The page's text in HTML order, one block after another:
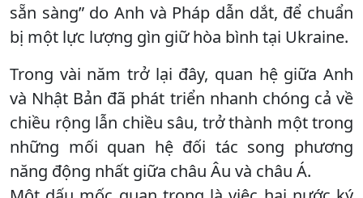
sẵn sàng” do Anh và Pháp dẫn dắt, để chuẩn
bị một lực lượng gìn giữ hòa bình tại Ukraine.
Trong vài năm trở lại đây, quan hệ giữa Anh
và Nhật Bản đã phát triển nhanh chóng cả về
chiều rộng lẫn chiều sâu, trở thành một trong
những mối quan hệ đối tác song phương
năng động nhất giữa châu Âu và châu Á.